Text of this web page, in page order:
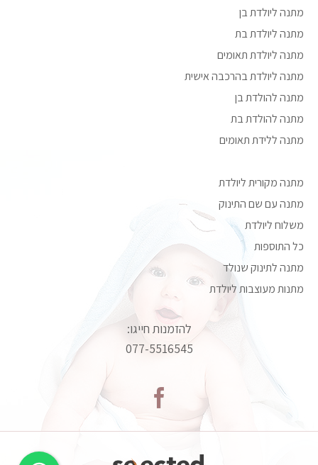
מתנה ליולדת בן
מתנה ליולדת בת
מתנה ליולדת תאומים
מתנה ליולדת בהרכבה אישית
מתנה להולדת בן
מתנה להולדת בת
מתנה ללידת תאומים
מתנה מקורית ליולדת
מתנה עם שם התינוק
משלוח ליולדת
כל התוספות
מתנה לתינוק שנולד
מתנות מעוצבות ליולדת
להזמנות חייגו:
077-5516545